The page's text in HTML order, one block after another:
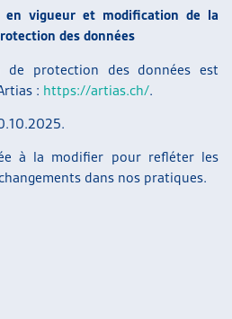
vigueur et modification de la
des données
de protection des données est
: https://artias.ch/.
à la modifier pour refléter les
dans nos pratiques.